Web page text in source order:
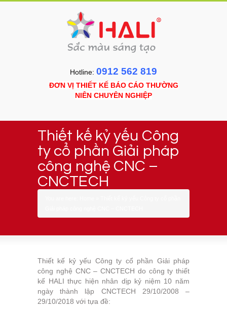
Hotline: 0912 562 819
ĐƠN VỊ THIẾT KẾ BÁO CÁO THƯỜNG
NIÊN CHUYÊN NGHIỆP
Thiết kế kỷ yếu Công
ty cổ phần Giải pháp
công nghệ CNC –
CNCTECH
Thiết kế kỷ yếu Công ty cổ phần Giải pháp
công nghệ CNC – CNCTECH do công ty thiết
kế HALI thực hiện nhân dịp kỷ niệm 10 năm
ngày thành lập CNCTECH 29/10/2008 –
29/10/2018 với tựa đề: